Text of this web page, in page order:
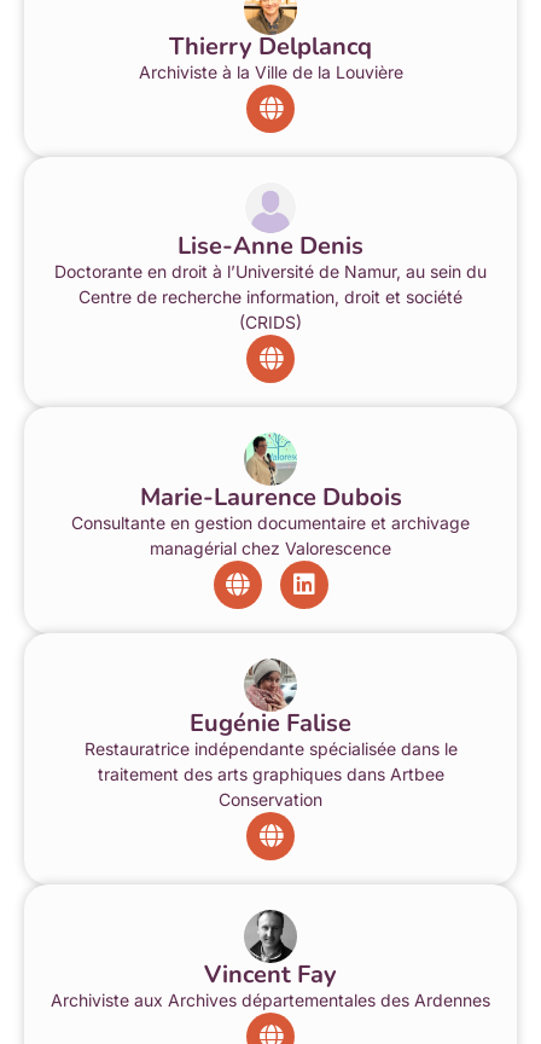
Thierry Delplancq
Archiviste à la Ville de la Louvière
Lise-Anne Denis
Doctorante en droit à l’Université de Namur, au sein du
Centre de recherche information, droit et société
(CRIDS)
Marie-Laurence Dubois
Consultante en gestion documentaire et archivage
managérial chez Valorescence
Eugénie Falise
Restauratrice indépendante spécialisée dans le
traitement des arts graphiques dans Artbee
Conservation
Vincent Fay
Archiviste aux Archives départementales des Ardennes